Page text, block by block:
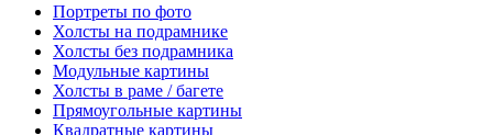
Портреты по фото
Холсты на подрамнике
Холсты без подрамника
Модульные картины
Холсты в раме / багете
Прямоугольные картины
Квадратные картины